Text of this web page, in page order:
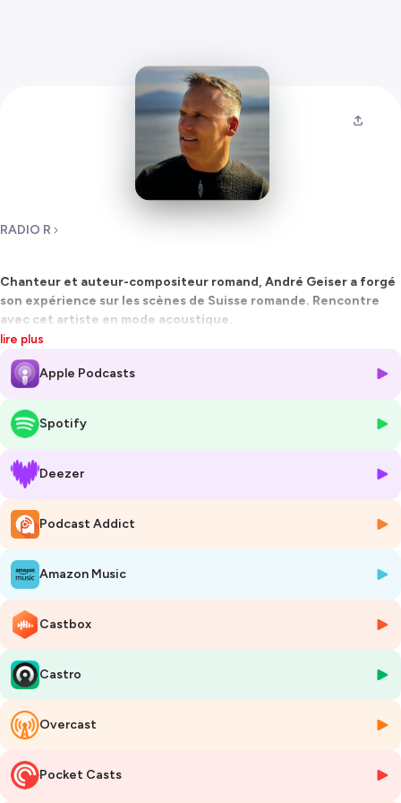
RADIO R
Chanteur et auteur-compositeur romand, André Geiser a forgé
son expérience sur les scènes de Suisse romande. Rencontre
avec cet artiste en mode acoustique.
Fanfares, Pop, rock, gospel, chorales, comédies musicales: André
Geiser a fait ses armes de chanteur et de musicien sur le terrain à
travers la Suisse romande. Après son premier album solo (Dans la
d'écrire des chansons tout en poursuivant son métier de prof de
musique. Ces dernières années, il explore des formes de concerts plus
acoustique et avoir un ou deux autres musiciens pour
m'accompagner. Ça crée ainsi une autre ambiance. Ma voix aussi a
évolué, je chante moins 'rock' mais un peu plus 'pop', ce qui m'a
permis de sortir des chansons différentes". Comme André est arrivé
d'interpréter une ou deux de ses compos récentes, ce qu'il accepte
volontiers en nous offrant à entendre l'inédite Tout ira bien qui met en
transparence, en évitant les secrets et les tabous. Le regard et la voix
du chanteur se voilent parfois d'émotion… André ne cache pas avoir
traversé des difficultés, des épreuves.
Ayant grandi dans des milieux d'église, il reconnaît : "La relation avec
Dieu, c'est comme les relations avec les êtres humains; il y a des
moments où c'est bien, et des moments où l'on peut ne pas se
comprendre... Il y a eu des périodes où j'étais moins proche de ma
spiritualité. Depuis plusieurs années, c'est redevenu plus intense".
André Geiser plaide pour une foi incarnée, pratique, vécue au quotidien
dans le respect des autres. Cela, il l'exprime aussi dans sa chanson
lire plus
Apple Podcasts
Spotify
Deezer
Podcast Addict
Amazon Music
Castbox
Castro
Overcast
Pocket Casts